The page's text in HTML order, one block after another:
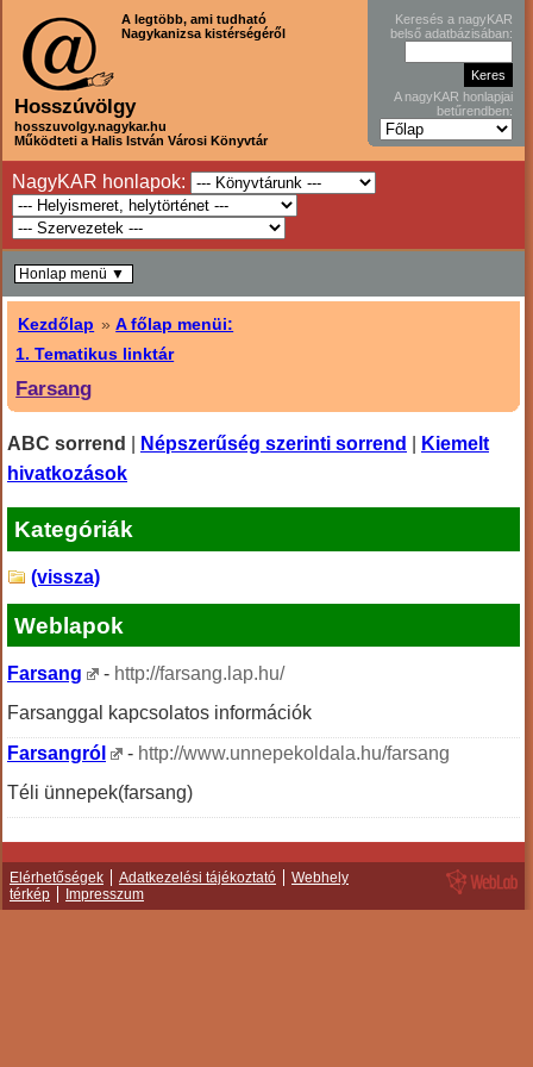
A legtöbb, ami tudható
Nagykanizsa kistérségéről
Hosszúvölgy
hosszuvolgy.nagykar.hu
Működteti a Halis István Városi Könyvtár
Keresés a nagyKAR
belső adatbázisában:
A nagyKAR honlapjai
betűrendben:
NagyKAR honlapok:
Kezdőlap »A főlap menüi:
1. Tematikus linktár
Farsang
ABC sorrend Népszerűség szerinti sorrend
Kiemelt
hivatkozások
Kategóriák
(vissza)
Weblapok
Farsang - http://farsang.lap.hu/
Farsanggal kapcsolatos információk
Farsangról
- http://www.unnepekoldala.hu/farsang
Téli ünnepek(farsang)
Honlap menü ▼
Elérhetőségek Adatkezelési tájékoztató
Webhely
térkép
Impresszum